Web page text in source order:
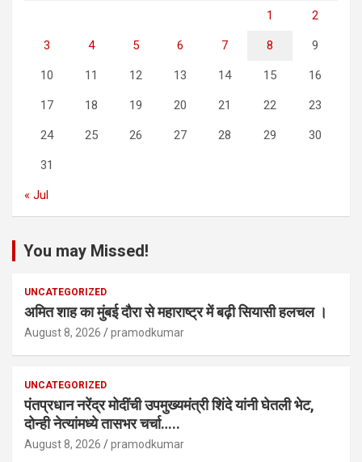
1 2
3 4 5 6 7 8 9
10 11 12 13 14 15 16
17 18 19 20 21 22 23
24 25 26 27 28 29 30
31
« Jul
You may Missed!
UNCATEGORIZED
अमित शाह का मुंबई दौरा से महाराष्ट्र में बढ़ी सियासी हलचल ।
August 8, 2026 pramodkumar
UNCATEGORIZED
पंतप्रधान नरेंद्र मोदींची उपमुख्यमंत्री शिंदे यांनी घेतली भेट,
दोन्ही नेत्यांमध्ये तासभर चर्चा…..
August 8, 2026 pramodkumar